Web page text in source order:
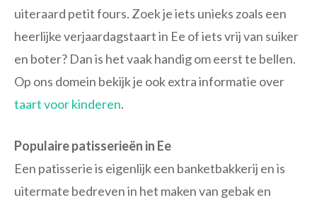
uiteraard petit fours. Zoek je iets unieks zoals een
heerlijke verjaardagstaart in Ee of iets vrij van suiker
en boter? Dan is het vaak handig om eerst te bellen.
Op ons domein bekijk je ook extra informatie over
taart voor kinderen.
Populaire patisserieën in Ee
Een patisserie is eigenlijk een banketbakkerij en is
uitermate bedreven in het maken van gebak en